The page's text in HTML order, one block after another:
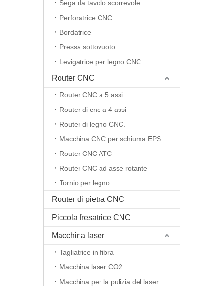
Sega da tavolo scorrevole
Perforatrice CNC
Bordatrice
Pressa sottovuoto
Levigatrice per legno CNC
Router CNC
Router CNC a 5 assi
Router di cnc a 4 assi
Router di legno CNC.
Macchina CNC per schiuma EPS
Router CNC ATC
Router CNC ad asse rotante
Tornio per legno
Router di pietra CNC
Piccola fresatrice CNC
Macchina laser
Tagliatrice in fibra
Macchina laser CO2.
Macchina per la pulizia del laser